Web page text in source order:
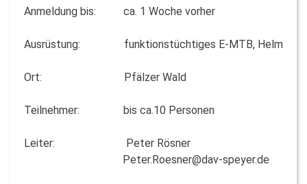
Anmeldung bis: ca. 1 Woche vorher
Ausrüstung: funktionstüchtiges E-MTB, Helm
Ort: Pfälzer Wald
Teilnehmer: bis ca.10 Personen
Leiter: Peter Rösner
Peter.Roesner@dav-speyer.de